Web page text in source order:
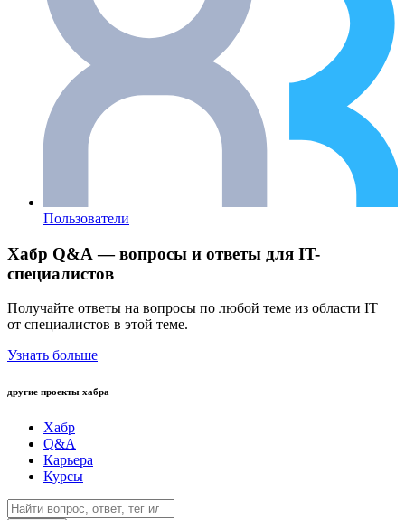
Пользователи
Хабр Q&A — вопросы и ответы для IT-
специалистов
Получайте ответы на вопросы по любой теме из области IT
от специалистов в этой теме.
Узнать больше
другие проекты хабра
Хабр
Q&A
Карьера
Курсы